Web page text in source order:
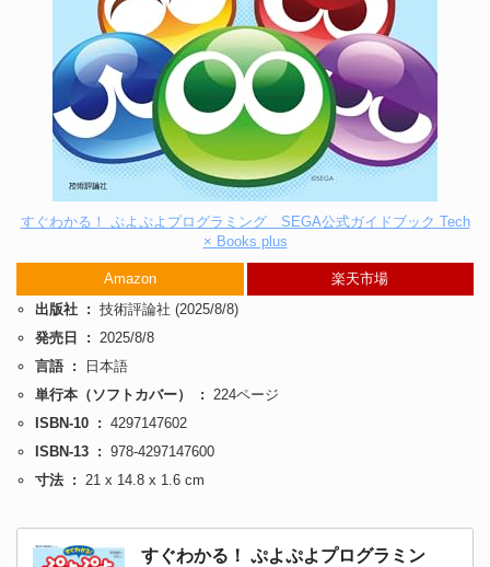
すぐわかる！ ぷよぷよプログラミング SEGA公式ガイドブック Tech
× Books plus
Amazon
楽天市場
出版社 ‏ : ‎ 技術評論社 (2025/8/8)
発売日 ‏ : ‎ 2025/8/8
言語 ‏ : ‎
日本語
単行本（ソフトカバー） ‏ : ‎ 224ページ
ISBN-10 ‏ : ‎ 4297147602
ISBN-13 ‏ : ‎ 978-4297147600
寸法 ‏ : ‎ 21 x 14.8 x 1.6 cm
すぐわかる！ ぷよぷよプログラミン